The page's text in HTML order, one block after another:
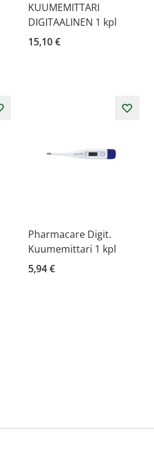
KUUMEMITTARI
DIGITAALINEN 1 kpl
15,10 €
Pharmacare Digit.
Kuumemittari 1 kpl
5,94 €